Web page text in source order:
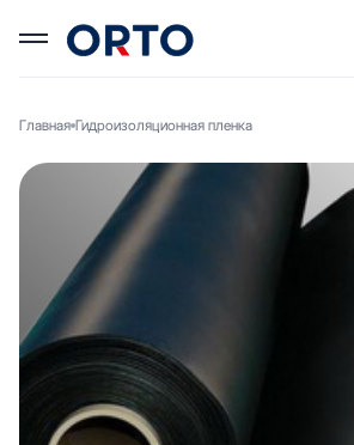
Главная Гидроизоляционная пленка